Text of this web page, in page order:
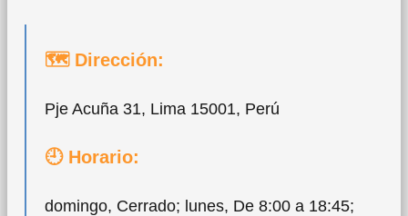
🗺 Dirección:
Pje Acuña 31, Lima 15001, Perú
🕘 Horario:
domingo, Cerrado; lunes, De 8:00 a 18:45;